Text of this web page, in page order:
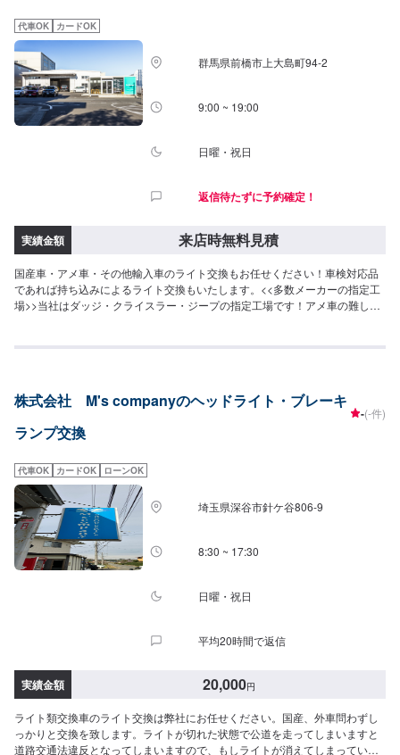
以来、50年以上この地でお店を営業させていただいております。チェーン店
への加盟、地元の皆様の支えでここまで1歩ずつ成長をさせて頂きました。こ
れからもお客様に笑顔を届けられるよう、新しいお店のオープンも進んでお
ります。
代車OK カードOK
群馬県前橋市上大島町94-2
9:00 ~ 19:00
日曜・祝日
返信待たずに予約確定！
実績金額 来店時無料見積
国産車・アメ車・その他輸入車のライト交換もお任せください！車検対応品
であれば持ち込みによるライト交換もいたします。<<多数メーカーの指定工
場>>当社はダッジ・クライスラー・ジープの指定工場です！アメ車の難しい
かかる場合もご安心ください。代車のご用意いたします。
株式会社 M's companyのヘッドライト・ブレーキ
ランプ交換
-(-件)
代車OK カードOK ローンOK
埼玉県深谷市針ケ谷806‐9
8:30 ~ 17:30
日曜・祝日
平均20時間で返信
実績金額 20,000円
ライト類交換車のライト交換は弊社にお任せください。国産、外車問わずし
っかりと交換を致します。ライトが切れた状態で公道を走ってしまいますと
道路交通法違反となってしまいますので、もしライトが消えてしまっている